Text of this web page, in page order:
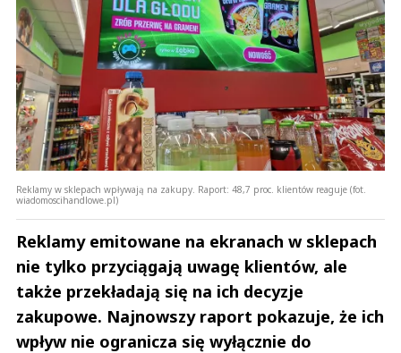
Reklamy w sklepach wpływają na zakupy. Raport: 48,7 proc. klientów reaguje (fot.
wiadomoscihandlowe.pl)
Reklamy emitowane na ekranach w sklepach
nie tylko przyciągają uwagę klientów, ale
także przekładają się na ich decyzje
zakupowe. Najnowszy raport pokazuje, że ich
wpływ nie ogranicza się wyłącznie do